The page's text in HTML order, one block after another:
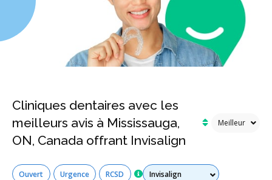
Cliniques dentaires avec les
meilleurs avis à Mississauga,
ON, Canada offrant Invisalign
Ouvert Urgence RCSD Tous les services